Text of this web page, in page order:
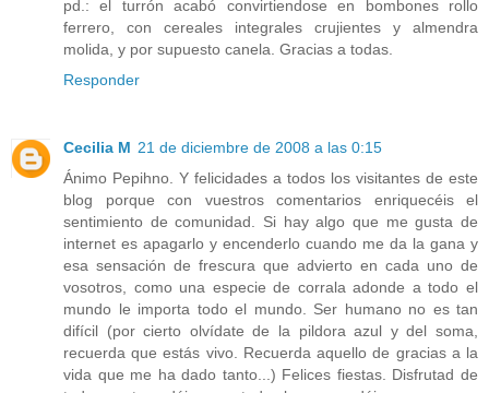
pd.: el turrón acabó convirtiendose en bombones rollo
ferrero, con cereales integrales crujientes y almendra
molida, y por supuesto canela. Gracias a todas.
Responder
Cecilia M 21 de diciembre de 2008 a las 0:15
Ánimo Pepihno. Y felicidades a todos los visitantes de este
blog porque con vuestros comentarios enriquecéis el
sentimiento de comunidad. Si hay algo que me gusta de
internet es apagarlo y encenderlo cuando me da la gana y
esa sensación de frescura que advierto en cada uno de
vosotros, como una especie de corrala adonde a todo el
mundo le importa todo el mundo. Ser humano no es tan
difícil (por cierto olvídate de la pildora azul y del soma,
recuerda que estás vivo. Recuerda aquello de gracias a la
vida que me ha dado tanto...) Felices fiestas. Disfrutad de